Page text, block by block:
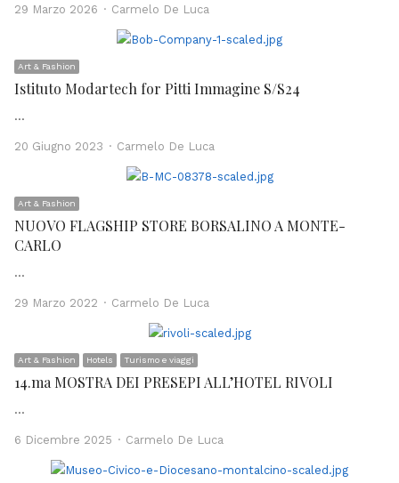
29 Marzo 2026 Author
Carmelo De Luca
Art & Fashion
Istituto Modartech for Pitti Immagine S/S24
…
20 Giugno 2023 Author
Carmelo De Luca
Art & Fashion
NUOVO FLAGSHIP STORE BORSALINO A MONTE-
CARLO
…
29 Marzo 2022 Author
Carmelo De Luca
Art & Fashion Hotels Turismo e viaggi
14.ma MOSTRA DEI PRESEPI ALL’HOTEL RIVOLI
…
6 Dicembre 2025 Author
Carmelo De Luca